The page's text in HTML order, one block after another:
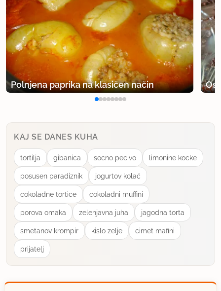
Polnjena paprika na klasičen način
KAJ SE DANES KUHA
tortilja gibanica socno pecivo limonine kocke
posusen paradiznik jogurtov kolać
cokoladne tortice cokoladni muffini
porova omaka zelenjavna juha jagodna torta
smetanov krompir kislo zelje cimet mafini
prijatelj